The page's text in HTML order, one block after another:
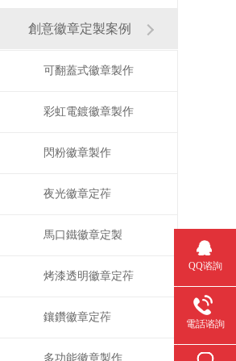
創意徽章定製案例
可翻蓋式徽章製作
彩虹電鍍徽章製作
閃粉徽章製作
夜光徽章定莋
馬口鐵徽章定製
烤漆透明徽章定莋
鑲鑽徽章定莋
多功能徽章製作
QQ谘詢
電話谘詢